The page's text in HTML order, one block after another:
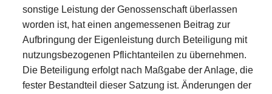
sonstige Leistung der Genossenschaft überlassen
worden ist, hat einen angemessenen Beitrag zur
Aufbringung der Eigenleistung durch Beteiligung mit
nutzungsbezogenen Pflichtanteilen zu übernehmen.
Die Beteiligung erfolgt nach Maßgabe der Anlage, die
fester Bestandteil dieser Satzung ist. Änderungen der